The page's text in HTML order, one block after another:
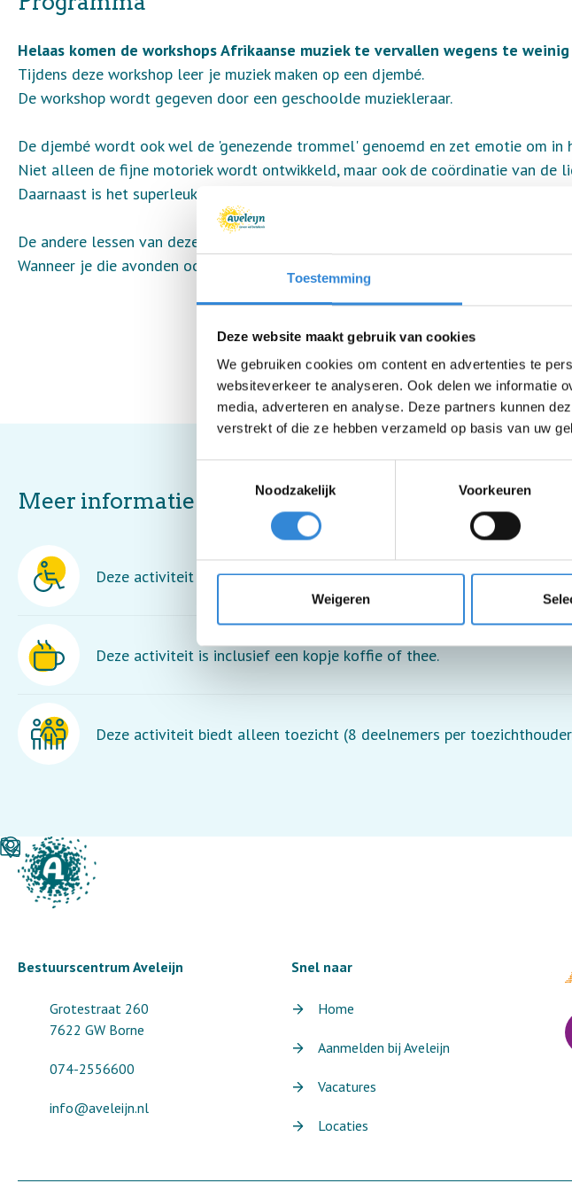
Toestemming
Deze website maakt gebruik van cookies
We gebruiken cookies om content en advertenties te
websiteverkeer te analyseren. Ook delen we informatie
media, adverteren en analyse. Deze partners kunnen
verstrekt of die ze hebben verzameld op basis van uw
Noodzakelijk
Voorkeuren
Weigeren
Helaas komen de workshops Afrikaanse muziek te vervallen wegens te
Tijdens deze workshop leer je muziek maken op een djembé.
De workshop wordt gegeven door een geschoolde muziekleraar.
De djembé wordt ook wel de 'genezende trommel' genoemd en zet emotie om in
Niet alleen de fijne motoriek wordt ontwikkeld, maar ook de coördinatie van de
Daarnaast is het superleuk om te doen.
De andere lessen van deze workshop zijn op 4, 11 en 25 oktober.
Wanneer je die avonden ook kan en wil, dien je je ook voor die avond(en) aan te
Meer informatie
Deze activiteit is rolstoel toegankelijk.
Deze activiteit is inclusief een kopje koffie of thee.
Deze activiteit biedt alleen toezicht (8 deelnemers per
Bestuurscentrum Aveleijn
Grotestraat 260
7622 GW Borne
074-2556600
info@aveleijn.nl
Snel naar
Home
Aanmelden bij Aveleijn
Vacatures
Locaties